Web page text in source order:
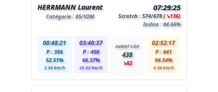
HERRMANN Laurent
Catégorie : 85/V2M
07:29:25
Scratch : 574/678(↘136)
Indice : 84.66%
00:48:21
P : 356
52.51%
2.85 km/h
03:40:37
P : 450
66.37%
25.02 km/h
AVANT CÀP
438
↘82
02:52:17
P : 641
94.54%
6.96 km/h